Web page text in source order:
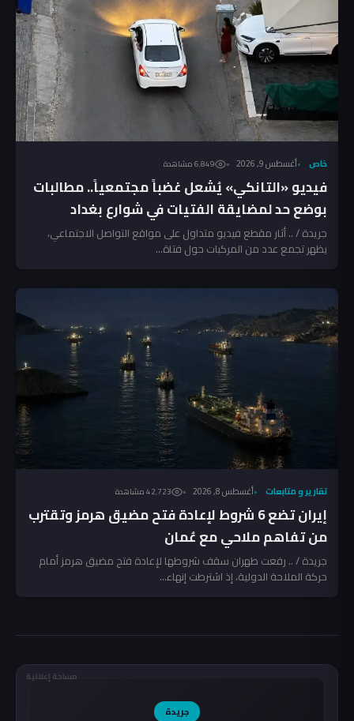
خاص أغسطس 9, 2026 6٬849 مشاهدة
فيديو «التانكي» يُشعل غضباً مجتمعياً.. مطالبات
بوضع حد لمضايقة الفتيات في شوارع بغداد
جريدة / .. أثار مقطع فيديو متداول على مواقع التواصل الاجتماعي،
يظهر تجمع عدد من المركبات حول فتاة...
تقارير و متابعات أغسطس 8, 2026 42٬723 مشاهدة
إيران تضع 6 شروط لإعادة فتح مضيق هرمز وتقترب
من تفاهم ملاحي مع عُمان
جريدة / .. رفعت طهران سقف شروطها لإعادة فتح مضيق هرمز أمام
حركة الملاحة الدولية، إذ اشترطت إنهاء...
مساحة إعلانية
جريدة